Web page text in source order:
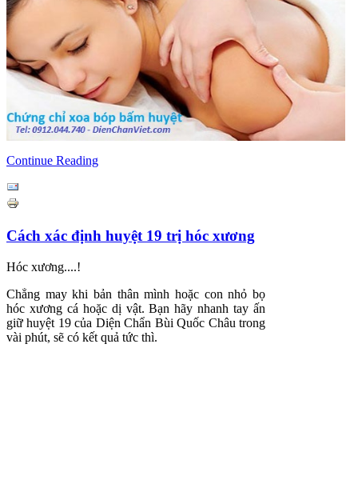
Continue Reading
Cách xác định huyệt 19 trị hóc xương
Hóc xương....!
Chẳng may khi bản thân mình hoặc con nhỏ bọ
hóc xương cá hoặc dị vật. Bạn hãy nhanh tay ấn
giữ huyệt 19 của Diện Chẩn Bùi Quốc Châu trong
vài phút, sẽ có kết quả tức thì.